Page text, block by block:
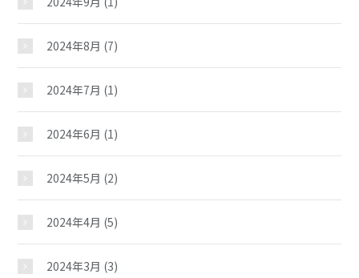
2024年8月 (7)
2024年7月 (1)
2024年6月 (1)
2024年5月 (2)
2024年4月 (5)
2024年3月 (3)